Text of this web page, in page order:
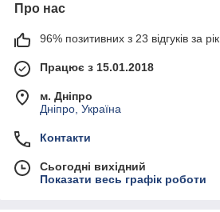
Про нас
96% позитивних з 23 відгуків за рік
Працює з 15.01.2018
м. Дніпро
Дніпро, Україна
Контакти
Сьогодні вихідний
Показати весь графік роботи